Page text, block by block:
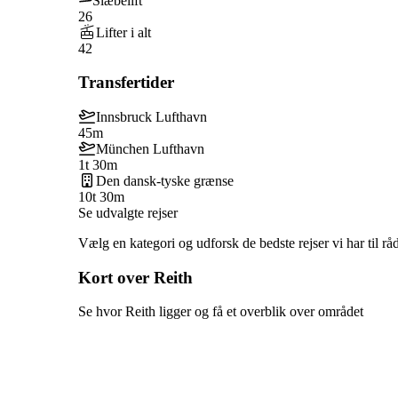
26
Lifter i alt
42
Transfertider
Innsbruck Lufthavn
45m
München Lufthavn
1t 30m
Den dansk-tyske grænse
10t 30m
Se udvalgte rejser
Vælg en kategori og udforsk de bedste rejser vi har til
Kort over Reith
Se hvor Reith ligger og få et overblik over området